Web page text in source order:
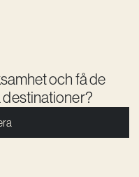
och få de
destinationer?